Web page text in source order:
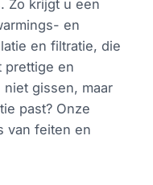
Zo krijgt u een
en
en filtratie, die
prettige en
gissen, maar
past? Onze
van feiten en